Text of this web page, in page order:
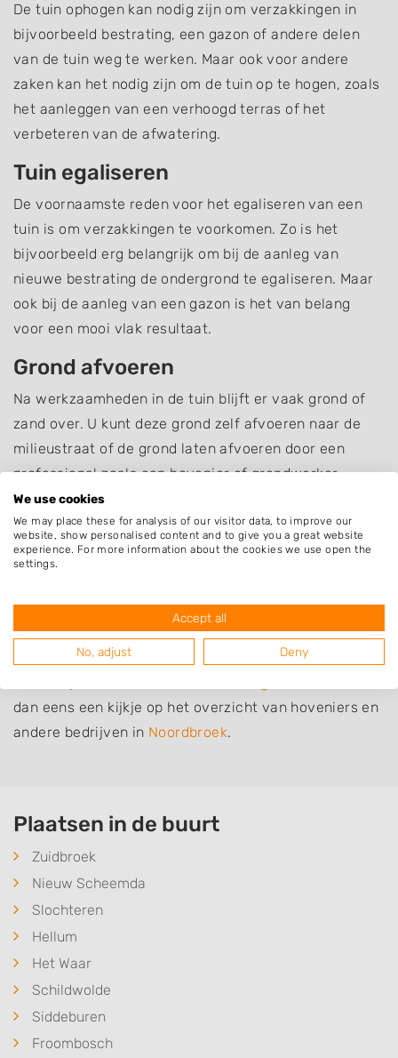
De tuin ophogen kan nodig zijn om verzakkingen in
bijvoorbeeld bestrating, een gazon of andere delen
van de tuin weg te werken. Maar ook voor andere
zaken kan het nodig zijn om de tuin op te hogen, zoals
het aanleggen van een verhoogd terras of het
verbeteren van de afwatering.
Tuin egaliseren
De voornaamste reden voor het egaliseren van een
tuin is om verzakkingen te voorkomen. Zo is het
bijvoorbeeld erg belangrijk om bij de aanleg van
nieuwe bestrating de ondergrond te egaliseren. Maar
ook bij de aanleg van een gazon is het van belang
voor een mooi vlak resultaat.
Grond afvoeren
Na werkzaamheden in de tuin blijft er vaak grond of
zand over. U kunt deze grond zelf afvoeren naar de
milieustraat of de grond laten afvoeren door een
professional zoals een hovenier of grondwerker.
Grondwerk laten uitvoeren
Bent u op zoek naar iemand die u kan helpen bij
grondwerk of grondverzet? De bedrijven in de lijst
hiermee helpen. Zoek een bedrijf uit en neem contact
op om te informeren naar de mogelijkheden.
dan eens een kijkje op het overzicht van hoveniers en
andere bedrijven in Noordbroek.
Plaatsen in de buurt
Zuidbroek
Nieuw Scheemda
Slochteren
Hellum
Het Waar
Schildwolde
Siddeburen
Froombosch
We use cookies
We may place these for analysis of our visitor data, to improve our
website, show personalised content and to give you a great website
experience. For more information about the cookies we use open the
settings.
Accept all
No, adjust Deny